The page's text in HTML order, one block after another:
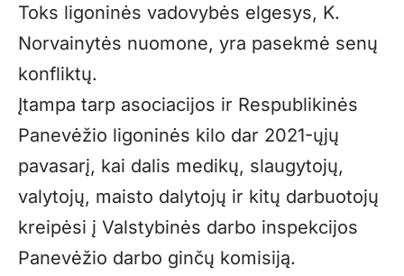
Toks ligoninės vadovybės elgesys, K.
Norvainytės nuomone, yra pasekmė senų
konfliktų.
Įtampa tarp asociacijos ir Respublikinės
Panevėžio ligoninės kilo dar 2021-ųjų
pavasarį, kai dalis medikų, slaugytojų,
valytojų, maisto dalytojų ir kitų darbuotojų
kreipėsi į Valstybinės darbo inspekcijos
Panevėžio darbo ginčų komisiją.